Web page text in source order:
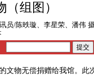
组图）
员/陈昳璇、李星荣、潘伟
物无偿捐赠给我馆。此